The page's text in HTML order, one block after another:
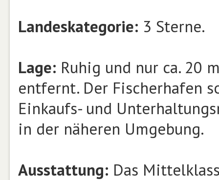
Landeskategorie: 3 Sterne.
Lage: Ruhig und nur ca. 20
entfernt. Der Fischerhafen
Einkaufs- und
in der näheren Umgebung.
Ausstattung: Das